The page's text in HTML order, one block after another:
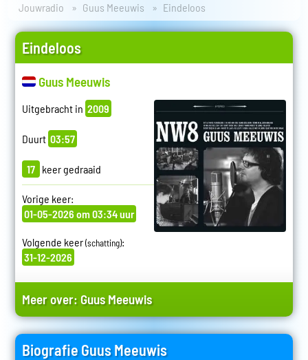
Jouwradio Guus Meeuwis Eindeloos
Eindeloos
Guus Meeuwis
Uitgebracht in 2009
Duurt 03:57
17 keer gedraaid
Vorige keer:
01-05-2026 om 03:34 uur
Volgende keer(schatting):
31-12-2026
Meer over: Guus Meeuwis
Biografie Guus Meeuwis